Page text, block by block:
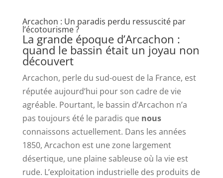
Arcachon : Un paradis perdu ressuscité par
l’écotourisme ?
La grande époque d’Arcachon :
quand le bassin était un joyau non
découvert
Arcachon, perle du sud-ouest de la France, est
réputée aujourd’hui pour son cadre de vie
agréable. Pourtant, le bassin d’Arcachon n’a
pas toujours été le paradis que nous
connaissons actuellement. Dans les années
1850, Arcachon est une zone largement
désertique, une plaine sableuse où la vie est
rude. L’exploitation industrielle des produits de